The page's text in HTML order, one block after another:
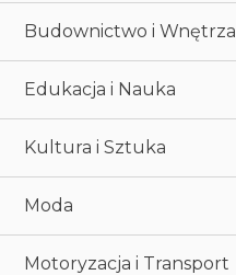
Budownictwo i Wnętrza
Edukacja i Nauka
Kultura i Sztuka
Moda
Motoryzacja i Transport